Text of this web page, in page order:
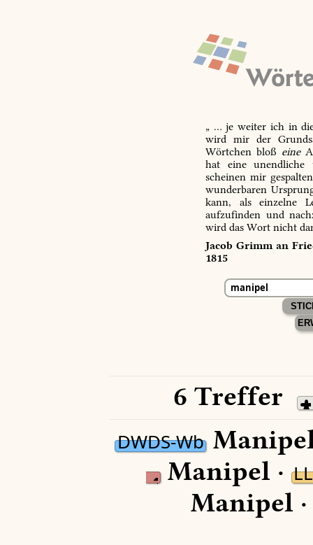
„ … je weiter ich in
wird mir der
Wörtchen bloß eine
hat eine unendliche
scheinen mir
wunderbaren
kann, als einzelne
aufzufinden und
wird das Wort nicht
Jacob Grimm an
1815
6 Treffer
DWDS-Wb
Manipel ·
Manipel